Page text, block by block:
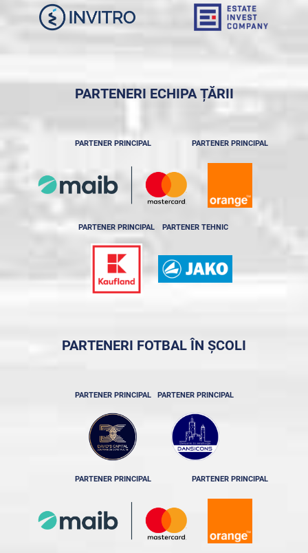
PARTENERI ECHIPA ȚĂRII
PARTENER PRINCIPAL PARTENER PRINCIPAL
PARTENER PRINCIPAL PARTENER TEHNIC
PARTENERI FOTBAL ÎN ȘCOLI
PARTENER PRINCIPAL PARTENER PRINCIPAL
PARTENER PRINCIPAL PARTENER PRINCIPAL